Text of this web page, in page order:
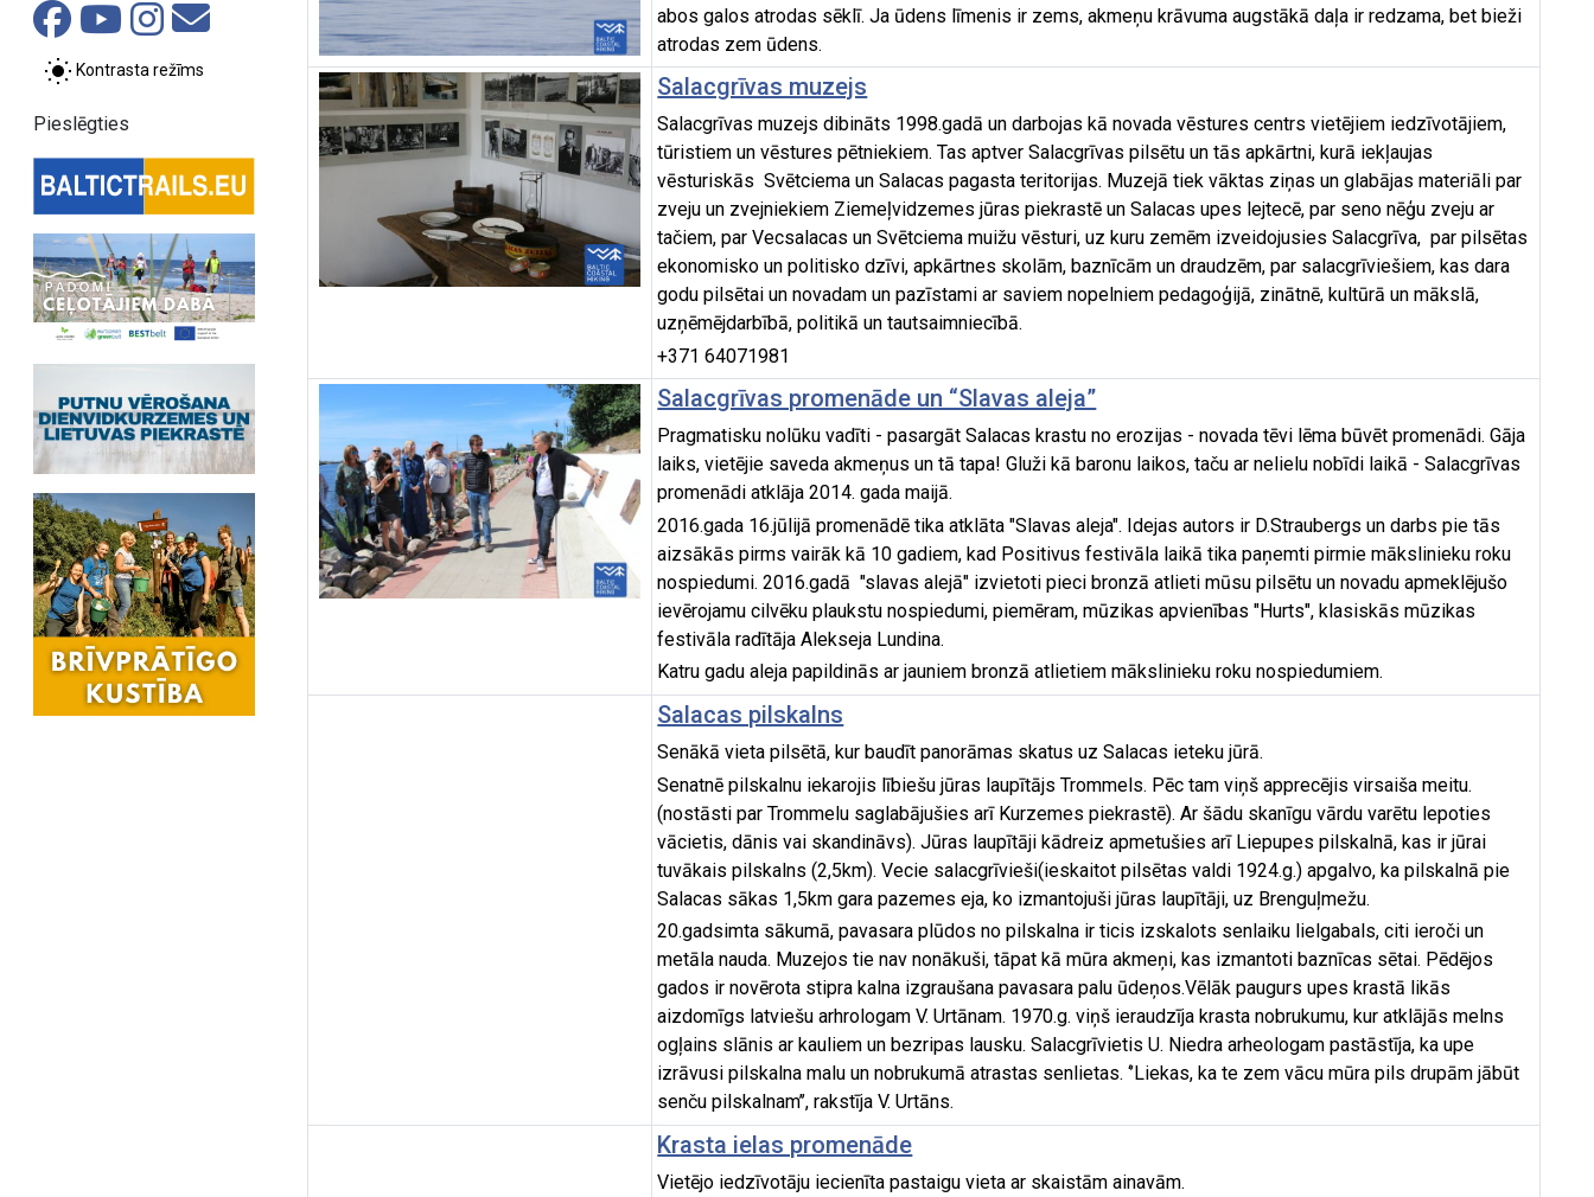
Kontrasta režīms
Pieslēgties
abos galos atrodas sēklī. Ja ūdens līmenis ir zems, akmeņu krāvuma augstākā daļa ir redzama, bet bieži
atrodas zem ūdens.
Salacgrīvas muzejs
Salacgrīvas muzejs dibināts 1998.gadā un darbojas kā novada vēstures centrs vietējiem iedzīvotājiem,
tūristiem un vēstures pētniekiem. Tas aptver Salacgrīvas pilsētu un tās apkārtni, kurā iekļaujas
vēsturiskās Svētciema un Salacas pagasta teritorijas. Muzejā tiek vāktas ziņas un glabājas materiāli par
zveju un zvejniekiem Ziemeļvidzemes jūras piekrastē un Salacas upes lejtecē, par seno nēģu zveju ar
tačiem, par Vecsalacas un Svētciema muižu vēsturi, uz kuru zemēm izveidojusies Salacgrīva, par pilsētas
ekonomisko un politisko dzīvi, apkārtnes skolām, baznīcām un draudzēm, par salacgrīviešiem, kas dara
godu pilsētai un novadam un pazīstami ar saviem nopelniem pedagoģijā, zinātnē, kultūrā un mākslā,
uzņēmējdarbībā, politikā un tautsaimniecībā.
+371 64071981
Salacgrīvas promenāde un “Slavas aleja”
Pragmatisku nolūku vadīti - pasargāt Salacas krastu no erozijas - novada tēvi lēma būvēt promenādi. Gāja
laiks, vietējie saveda akmeņus un tā tapa! Gluži kā baronu laikos, taču ar nelielu nobīdi laikā - Salacgrīvas
promenādi atklāja 2014. gada maijā.
2016.gada 16.jūlijā promenādē tika atklāta "Slavas aleja". Idejas autors ir D.Straubergs un darbs pie tās
aizsākās pirms vairāk kā 10 gadiem, kad Positivus festivāla laikā tika paņemti pirmie mākslinieku roku
nospiedumi. 2016.gadā "slavas alejā" izvietoti pieci bronzā atlieti mūsu pilsētu un novadu apmeklējušo
ievērojamu cilvēku plaukstu nospiedumi, piemēram, mūzikas apvienības "Hurts", klasiskās mūzikas
festivāla radītāja Alekseja Lundina.
Katru gadu aleja papildinās ar jauniem bronzā atlietiem mākslinieku roku nospiedumiem.
Salacas pilskalns
Senākā vieta pilsētā, kur baudīt panorāmas skatus uz Salacas ieteku jūrā.
Senatnē pilskalnu iekarojis lībiešu jūras laupītājs Trommels. Pēc tam viņš apprecējis virsaiša meitu.
(nostāsti par Trommelu saglabājušies arī Kurzemes piekrastē). Ar šādu skanīgu vārdu varētu lepoties
vācietis, dānis vai skandināvs). Jūras laupītāji kādreiz apmetušies arī Liepupes pilskalnā, kas ir jūrai
tuvākais pilskalns (2,5km). Vecie salacgrīvieši(ieskaitot pilsētas valdi 1924.g.) apgalvo, ka pilskalnā pie
Salacas sākas 1,5km gara pazemes eja, ko izmantojuši jūras laupītāji, uz Brenguļmežu.
20.gadsimta sākumā, pavasara plūdos no pilskalna ir ticis izskalots senlaiku lielgabals, citi ieroči un
metāla nauda. Muzejos tie nav nonākuši, tāpat kā mūra akmeņi, kas izmantoti baznīcas sētai. Pēdējos
gados ir novērota stipra kalna izgraušana pavasara palu ūdeņos.Vēlāk paugurs upes krastā likās
aizdomīgs latviešu arhrologam V. Urtānam. 1970.g. viņš ieraudzīja krasta nobrukumu, kur atklājās melns
ogļains slānis ar kauliem un bezripas lausku. Salacgrīvietis U. Niedra arheologam pastāstīja, ka upe
izrāvusi pilskalna malu un nobrukumā atrastas senlietas. ‘’Liekas, ka te zem vācu mūra pils drupām jābūt
senču pilskalnam’’, rakstīja V. Urtāns.
Krasta ielas promenāde
Vietējo iedzīvotāju iecienīta pastaigu vieta ar skaistām ainavām.